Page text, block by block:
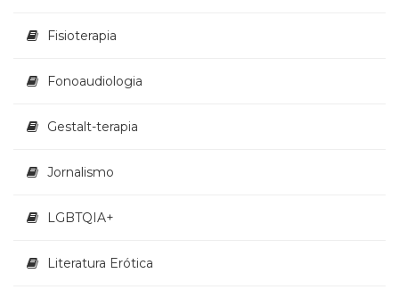
Fisioterapia
Fonoaudiologia
Gestalt-terapia
Jornalismo
LGBTQIA+
Literatura Erótica